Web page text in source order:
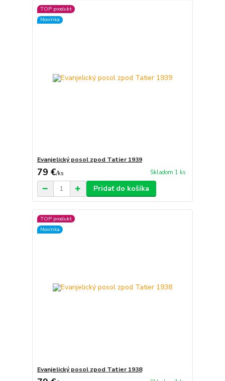
TOP produkt
Novinka
Evanjelický posol zpod Tatier 1939
79 €/ks Skladom 1 ks
Pridať do košíka
TOP produkt
Novinka
Evanjelický posol zpod Tatier 1938